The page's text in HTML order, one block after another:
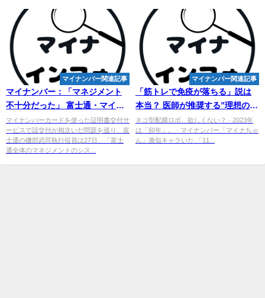
マイナンバー関連記事
マイナンバー ：「マネジメント
不十分だった」 富士通・マイナ
誤交付 - 毎日新聞
マイナンバーカードを使った証明書交付サ
ービスで誤交付が相次いだ問題を巡り、富
士通の磯部武司執行役員は27日、「富士
通全体のマネジメントのシス...
マイナンバー関連記事
「筋トレで免疫が落ちる」説は
本当？ 医師が推奨する”理想のト
レーニング” | チバテレ＋プラス
ネコ型配膳ロボ、欲しくない？ · 2023年
は「卯年」。 · マイナンバー「マイナちゃ
ん」激似キャラいた 「11...